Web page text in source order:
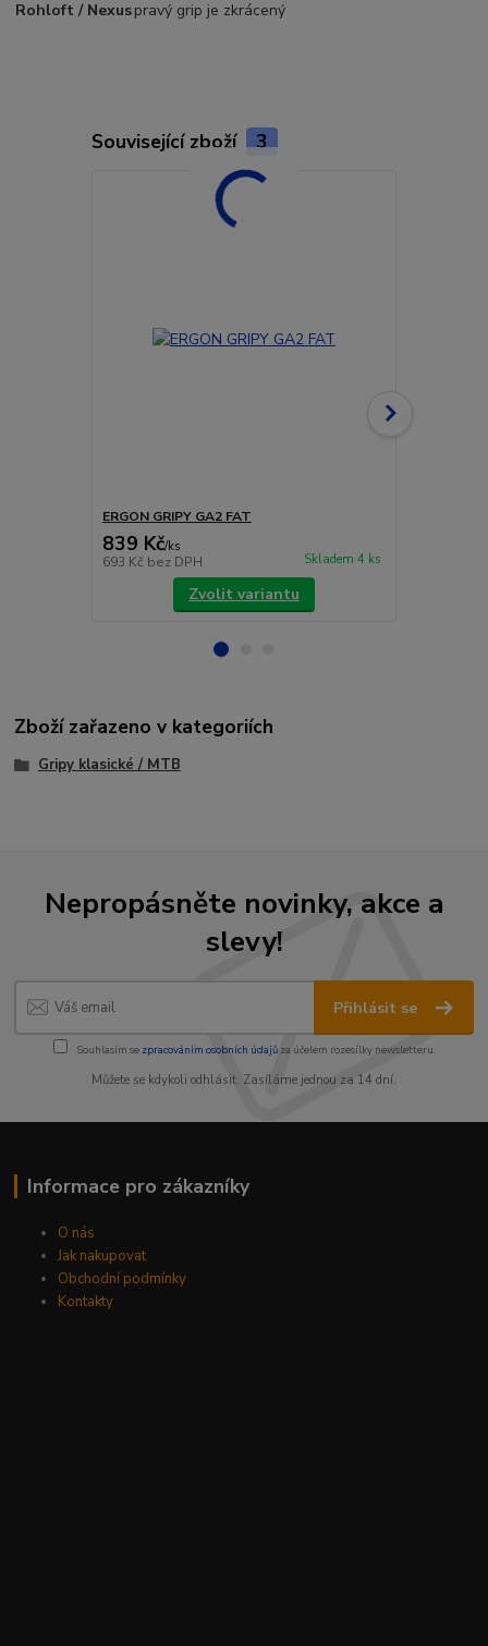
Rohloft / Nexuspravý grip je zkrácený
Související zboží 3
ERGON GRIPY GA2 FAT
839 Kč/ks
693 Kč bez DPH Skladem 4 ks
Zvolit variantu
Zboží zařazeno v kategoriích
Gripy klasické / MTB
Nepropásněte novinky, akce a
slevy!
Přihlásit se
Souhlasím se zpracováním osobních údajůza účelem rozesílky newsletteru.
Můžete se kdykoli odhlásit. Zasíláme jednou za 14 dní.
Informace pro zákazníky
O nás
Jak nakupovat
Obchodní podmínky
Kontakty